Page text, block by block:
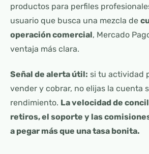
productos para perfiles
usuario que busca una mezcla de
operación comercial, Mercado
ventaja más clara.
Señal de alerta útil: si tu actividad
vender y cobrar, no elijas la cuenta
rendimiento. La velocidad de
retiros, el soporte y las
a pegar más que una tasa bonita.